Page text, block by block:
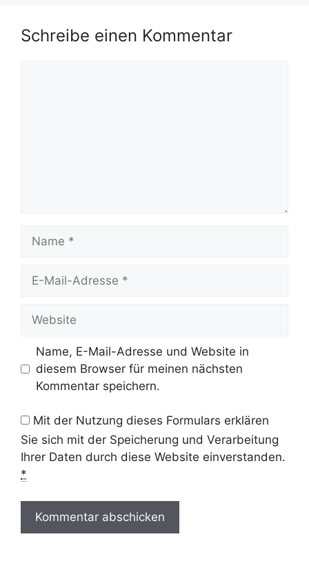
Schreibe einen Kommentar
Mail-
Name, E-Mail-Adresse und Website in
diesem Browser für meinen nächsten
Kommentar speichern.
Mit der Nutzung dieses Formulars erklären
Sie sich mit der Speicherung und Verarbeitung
Ihrer Daten durch diese Website einverstanden.
*